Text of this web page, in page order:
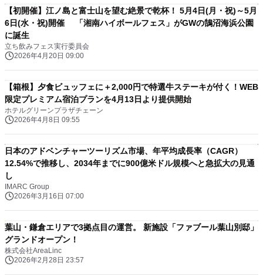
【初開催】江ノ島と富士山を望む絶景で乾杯！ 5月4日(月・祝)～5月
6日(水・祝)開催 「湘南ハイボールフェス」がGWの鵠沼海浜公園
に誕生
立ち飲みフェス実行委員会
2026年4月20日 09:00
【箱根】夕食ビュッフェに＋2,000円で特選牛ステーキが付く！WEB
限定プレミアム宿泊プランを4月13日より提供開始
ホテルグリーンプラザチェーン
2026年4月8日 09:55
日本のアドベンチャーツーリズム市場、年平均成長率（CAGR）
12.54%で推移し、2034年までに900億米ドル規模へと急拡大の見通
し
IMARC Group
2026年3月16日 07:00
葉山・鎌倉エリアで3拠点目の運営。 新施設「ファブール葉山別邸」
グランドオープン！
株式会社AreaLinc
2026年2月28日 23:57